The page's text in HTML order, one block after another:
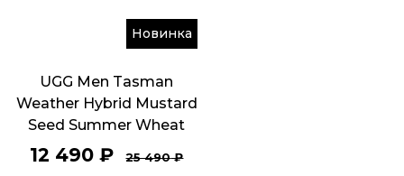
Новинка
UGG Men Tasman
Weather Hybrid Mustard
Seed Summer Wheat
12 490 ₽ 25 490₽